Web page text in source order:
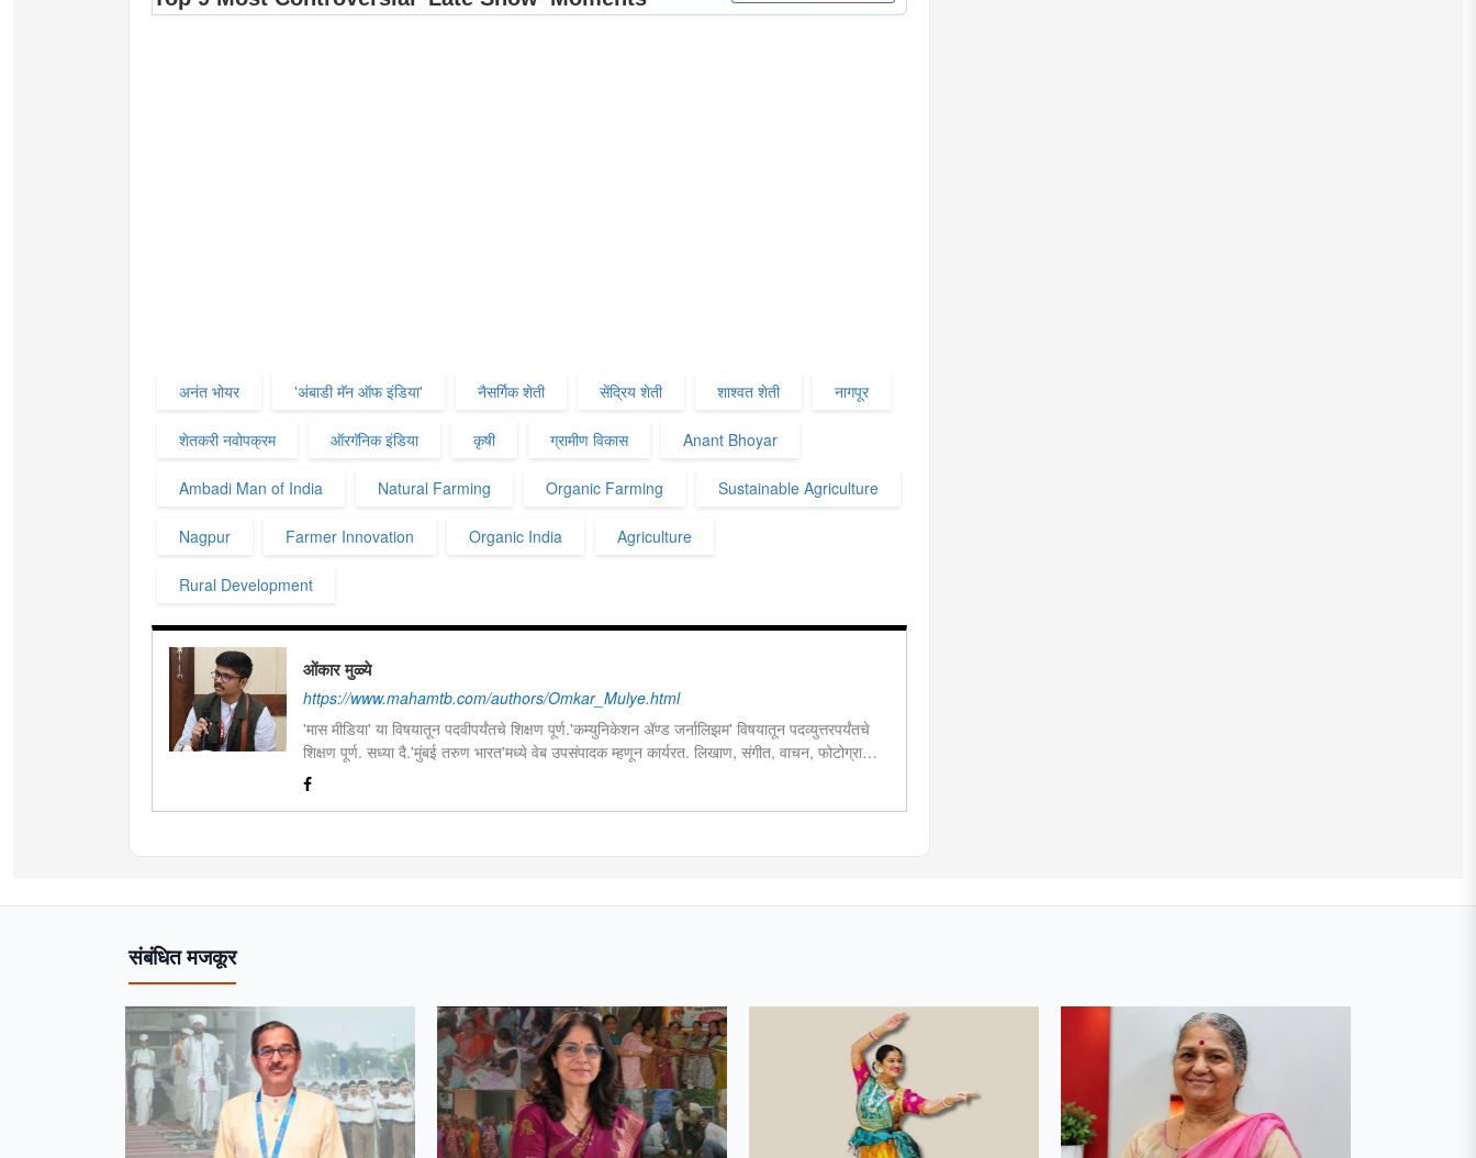
अनंत भोयर 'अंबाडी मॅन ऑफ इंडिया' नैसर्गिक शेती सेंद्रिय शेती शाश्वत शेती नागपूर
शेतकरी नवोपक्रम ऑरगॅनिक इंडिया कृषी ग्रामीण विकास Anant Bhoyar
Ambadi Man of India Natural Farming Organic Farming Sustainable Agriculture
Nagpur Farmer Innovation Organic India Agriculture
Rural Development
ओंकार मुळ्ये
https://www.mahamtb.com/authors/Omkar_Mulye.html
'मास मीडिया' या विषयातून पदवीपर्यंतचे शिक्षण पूर्ण.'कम्युनिकेशन ॲण्ड जर्नालिझम' विषयातून पदव्युत्तरपर्यंतचे
शिक्षण पूर्ण. सध्या दै.'मुंबई तरुण भारत'मध्ये वेब उपसंपादक म्हणून कार्यरत. लिखाण, संगीत, वाचन, फोटोग्राफी,
इ.ची आवड.लिवोग्राफी भाषाशैलीत विशेष प्रावीण्य.बालपणापासून रा.स्व.संघाचा स्वयंसेवक
संबंधित मजकूर